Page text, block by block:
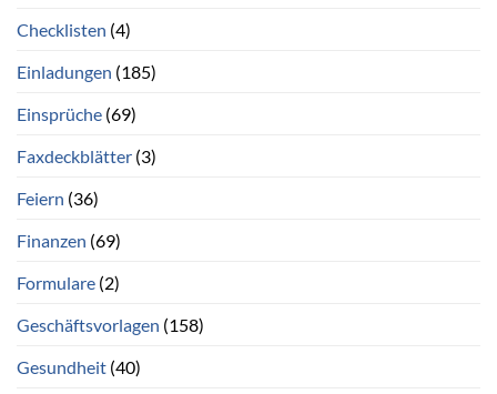
Checklisten (4)
Einladungen (185)
Einsprüche (69)
Faxdeckblätter (3)
Feiern (36)
Finanzen (69)
Formulare (2)
Geschäftsvorlagen (158)
Gesundheit (40)